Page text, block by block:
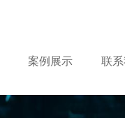
案例展示 联